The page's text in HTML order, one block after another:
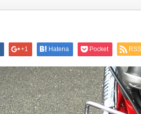
+1 Hatena Pocket RSS